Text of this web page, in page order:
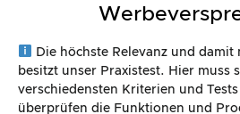
Die höchste Relevanz und damit
besitzt unser Praxistest. Hier muss
verschiedensten Kriterien und
überprüfen die Funktionen und